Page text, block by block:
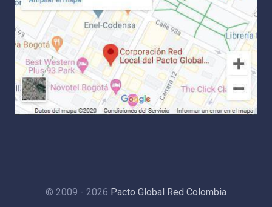
© 2009 - 2026 Pacto Global Red Colombia